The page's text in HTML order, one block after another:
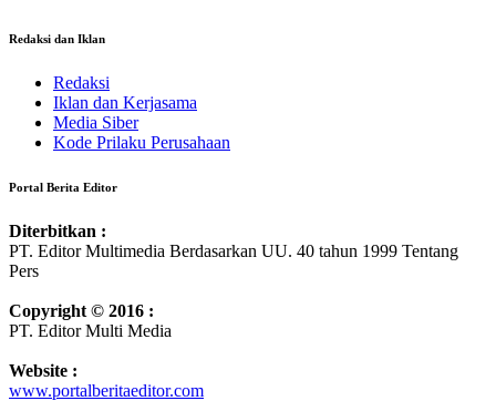
Redaksi dan Iklan
Redaksi
Iklan dan Kerjasama
Media Siber
Kode Prilaku Perusahaan
Portal Berita Editor
Diterbitkan :
PT. Editor Multimedia Berdasarkan UU. 40 tahun 1999 Tentang
Pers
Copyright © 2016 :
PT. Editor Multi Media
Website :
www.portalberitaeditor.com